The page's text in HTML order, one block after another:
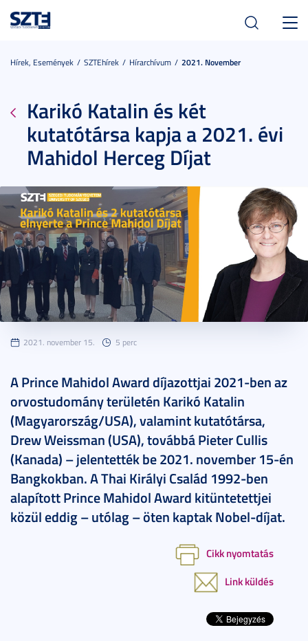
Hírek, Események SZTEhírek Hírarchívum 2021. November
Karikó Katalin és két
kutatótársa kapja a 2021. évi
Mahidol Herceg Díjat
2021. november 15. 5 perc
A Prince Mahidol Award díjazottjai 2021-ben az
orvostudomány területén Karikó Katalin
(Magyarország/USA), valamint kutatótársa,
Drew Weissman (USA), továbbá Pieter Cullis
(Kanada) – jelentették be 2021. november 15-én
Bangkokban. A Thai Királyi Család 1992-ben
alapított Prince Mahidol Award kitüntetettjei
közül eddig – utólag – öten kaptak Nobel-díjat.
Cikk nyomtatás
Link küldés